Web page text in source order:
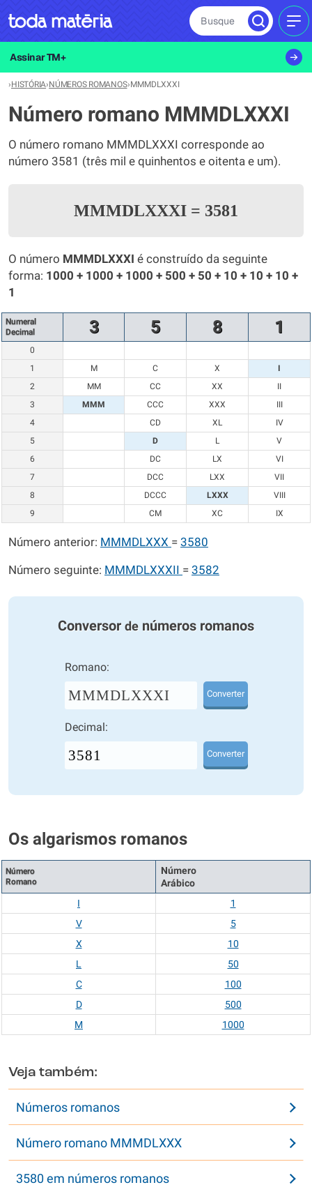
Busque
Assinar TM+
›HISTÓRIA›NÚMEROS ROMANOS›MMMDLXXXI
Número romano MMMDLXXXI
O número romano MMMDLXXXI corresponde ao
número 3581 (três mil e quinhentos e oitenta e um).
MMMDLXXXI = 3581
O número MMMDLXXXI é construído da seguinte
forma: 1000 + 1000 + 1000 + 500 + 50 + 10 + 10 + 10 +
1
Numeral
Decimal
3 5 8 1
0
1
M C X
I
2
MM CC XX
II
3
MMM CCC XXX
III
4
CD XL
IV
5
D L
V
6
DC LX
VI
7
DCC LXX
VII
8
DCCC LXXX
VIII
9
CM XC IX
Número anterior: MMMDLXXX = 3580
Número seguinte: MMMDLXXXII = 3582
Conversor de números romanos
Romano:
MMMDLXXXI Converter
Decimal:
Converter
Os algarismos romanos
Número
Romano
Número
Arábico
I
1
V
5
X
10
L
50
C
100
D
500
M
1000
Veja também:
Números romanos
Número romano MMMDLXXX
3580 em números romanos